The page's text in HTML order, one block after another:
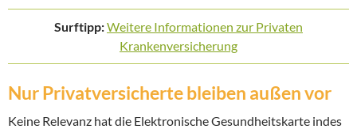
Surftipp:Weitere Informationen zur Privaten
Krankenversicherung
Nur Privatversicherte bleiben außen vor
Keine Relevanz hat die Elektronische Gesundheitskarte indes